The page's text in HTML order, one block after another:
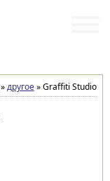
»другое»Graffiti Studio 2.0